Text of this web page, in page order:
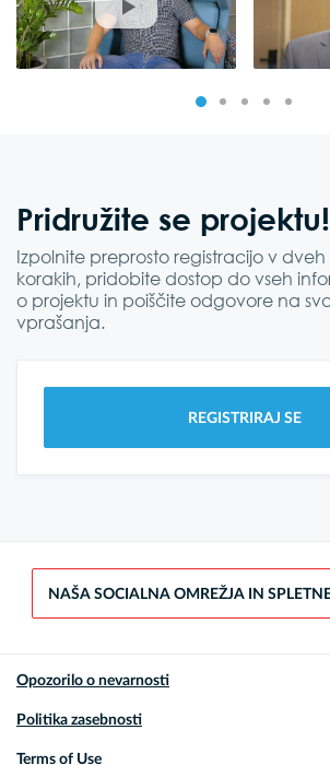
Pridružite se projektu!
Izpolnite preprosto registracijo v dveh
korakih, pridobite dostop do vseh
o projektu in poiščite odgovore na
vprašanja.
REGISTRIRAJ SE
NAŠA SOCIALNA OMREŽJA IN
Opozorilo o nevarnosti
Politika zasebnosti
Terms of Use